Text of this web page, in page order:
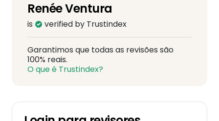
Renée Ventura
is verified by Trustindex
Garantimos que todas as revisões são
100% reais.
O que é Trustindex?